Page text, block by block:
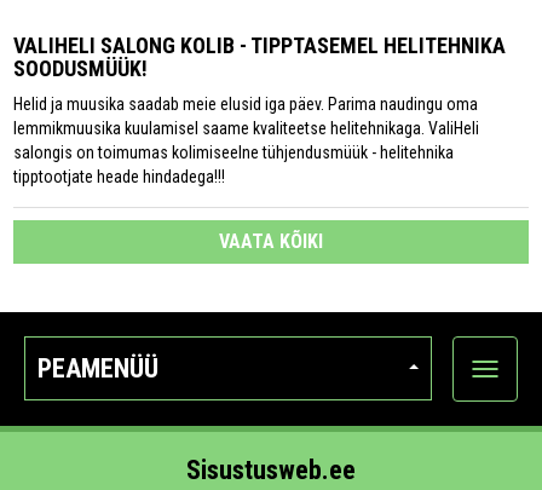
VALIHELI SALONG KOLIB - TIPPTASEMEL HELITEHNIKA
SOODUSMÜÜK!
Helid ja muusika saadab meie elusid iga päev. Parima naudingu oma
lemmikmuusika kuulamisel saame kvaliteetse helitehnikaga. ValiHeli
salongis on toimumas kolimiseelne tühjendusmüük - helitehnika
tipptootjate heade hindadega!!!
VAATA KÕIKI
PEAMENÜÜ
Ava
Sisustusweb.ee